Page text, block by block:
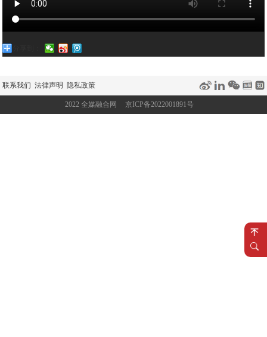
联系我们 法律声明 隐私政策
2022 全媒融合网 京ICP备2022001891号